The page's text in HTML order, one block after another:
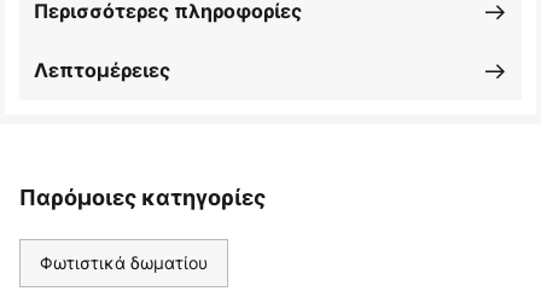
Λεπτομέρειες
Περισσότερες πληροφορίες
Παρόμοιες κατηγορίες
Φωτιστικά δωματίου